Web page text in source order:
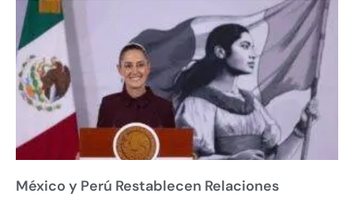
México y Perú Restablecen Relaciones